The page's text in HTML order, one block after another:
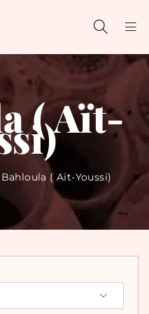
( Aït-
Bahloula ( Aït-Youssi)